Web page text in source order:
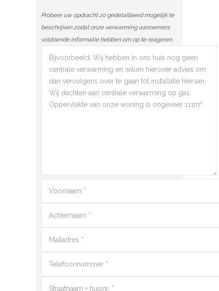
Probeer uw opdracht zo gedetailleerd mogelijk te
beschrijven zodat onze verwarming aannemers
voldoende informatie hebben om op te reageren.